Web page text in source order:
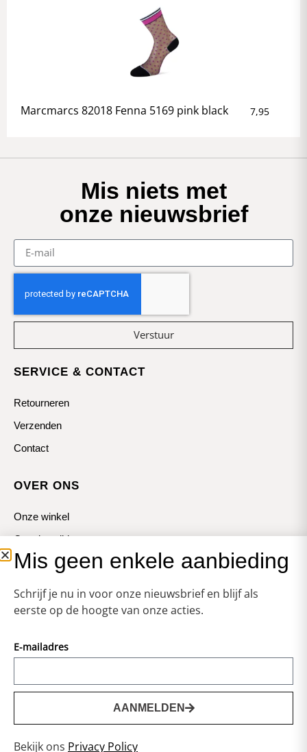
Marcmarcs 82018 Fenna 5169 pink black 7,95
Mis niets met
onze nieuwsbrief
Verstuur
SERVICE & CONTACT
Retourneren
Verzenden
Contact
OVER ONS
Onze winkel
Openingstijden
Koopzondagen
Vormgeving & Techniek:
Mis geen enkele aanbieding
Schrijf je nu in voor onze nieuwsbrief en blijf als
eerste op de hoogte van onze acties.
E-mailadres
AANMELDEN
Bekijk ons Privacy Policy